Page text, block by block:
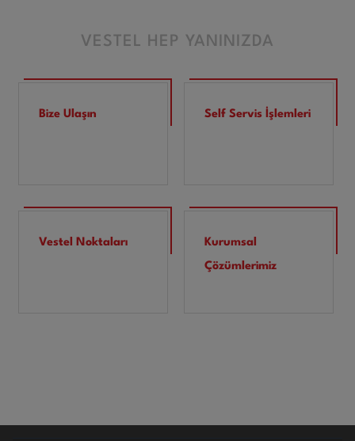
VESTEL HEP YANINIZDA
Bize Ulaşın Self Servis İşlemleri
Vestel Noktaları
Kurumsal
Çözümlerimiz